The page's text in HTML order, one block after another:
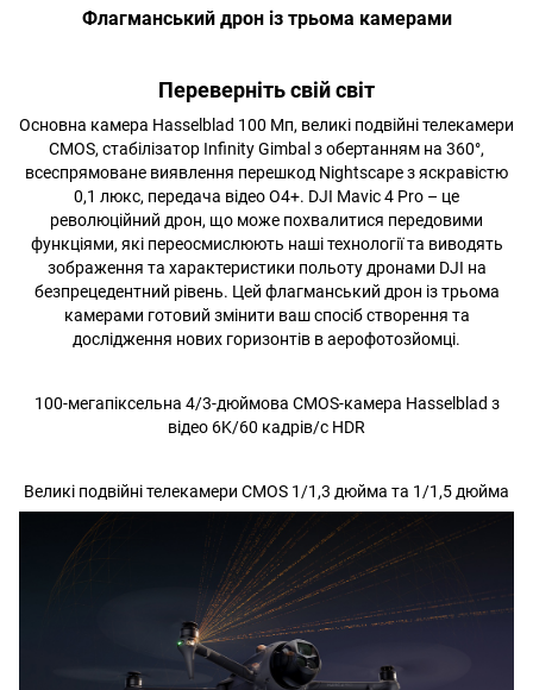
Флагманський дрон із трьома камерами
Переверніть свій світ
Основна камера Hasselblad 100 Мп, великі подвійні телекамери
CMOS, стабілізатор Infinity Gimbal з обертанням на 360°,
всеспрямоване виявлення перешкод Nightscape з яскравістю
0,1 люкс, передача відео O4+. DJI Mavic 4 Pro – це
революційний дрон, що може похвалитися передовими
функціями, які переосмислюють наші технології та виводять
зображення та характеристики польоту дронами DJI на
безпрецедентний рівень. Цей флагманський дрон із трьома
камерами готовий змінити ваш спосіб створення та
дослідження нових горизонтів в аерофотозйомці.
100-мегапіксельна 4/3-дюймова CMOS-камера Hasselblad з
відео 6K/60 кадрів/с HDR
Великі подвійні телекамери CMOS 1/1,3 дюйма та 1/1,5 дюйма